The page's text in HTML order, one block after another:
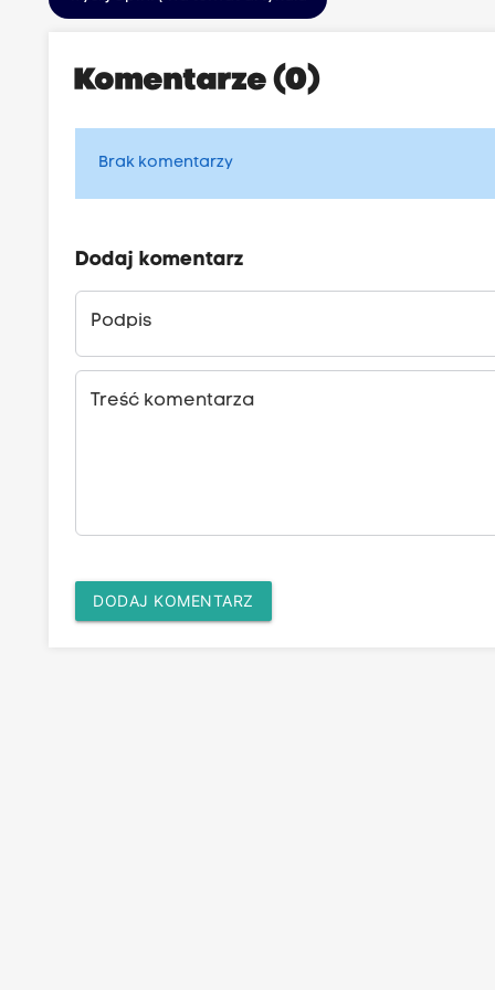
Komentarze (0)
Brak komentarzy
Dodaj komentarz
Podpis
Treść komentarza
DODAJ KOMENTARZ